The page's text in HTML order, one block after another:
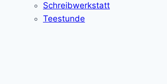
Schreibwerkstatt
Teestunde